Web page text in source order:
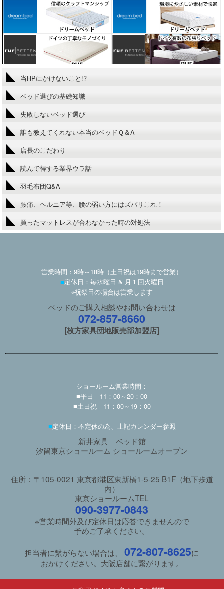
当HPにかけないこと!?
ベッド選びの基礎知識
失敗しないベッド選び
誰も教えてくれない本当のベッドＱ＆A
店長のこだわり
読んで得する業界ウラ話
羽毛布団Q&A
腰痛、ヘルニア等、腰の弱い方にはズバリこれ！
買ったマットレスが合わなかった時の対処法
営業時間：9時～18時（土日祝は19時まで営業）
■定休日：毎水曜日 & 月１回火曜日
※祝祭日の場合は営業します
ベッドのご購入相談やお問い合わせは
072-857-8660
[枚方家具団地販売部加盟店]
ショールーム営業時間：
■平日 11：00～20：00
■土日祝 11：00～19：00
■定休日：不定休の為、上記カレンダー参照
新井家具 ベッド館
汐留東京ショールーム ショールームオープン
住所：〒105-0021 東京都港区東新橋1-5-25 B1F（地下歩道
内）
東京ショールームTEL
090-3977-0843
※営業時間外及び定休日は応答できませんので
予めご了承ください。
担当者に繋がらない場合は、 072-807-8625に
おかけください。大阪店舗に繋がります。